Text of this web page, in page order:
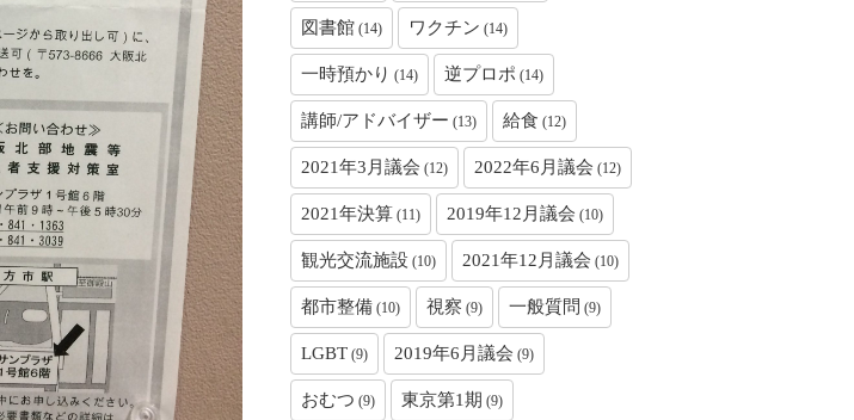
図書館 (14) ワクチン (14)
一時預かり (14) 逆プロポ (14)
講師/アドバイザー (13) 給食 (12)
2021年3月議会 (12) 2022年6月議会 (12)
2021年決算 (11) 2019年12月議会 (10)
観光交流施設 (10) 2021年12月議会 (10)
都市整備 (10) 視察 (9) 一般質問 (9)
LGBT (9) 2019年6月議会 (9)
おむつ (9) 東京第1期 (9)